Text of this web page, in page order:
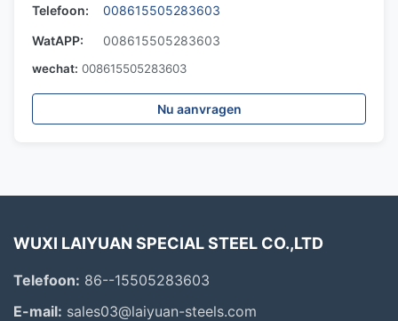
Telefoon:
008615505283603
WatAPP:
008615505283603
wechat: 008615505283603
Nu aanvragen
WUXI LAIYUAN SPECIAL STEEL CO.,LTD
Telefoon: 86--15505283603
E-mail: sales03@laiyuan-steels.com